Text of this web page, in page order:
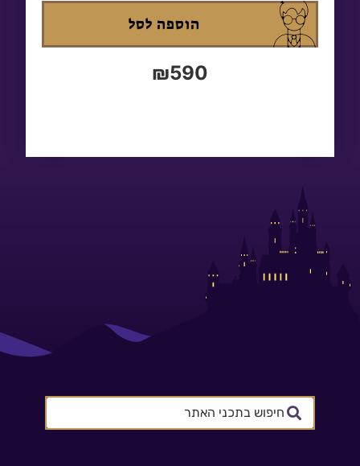
הוספה לסל
₪590
Search
...